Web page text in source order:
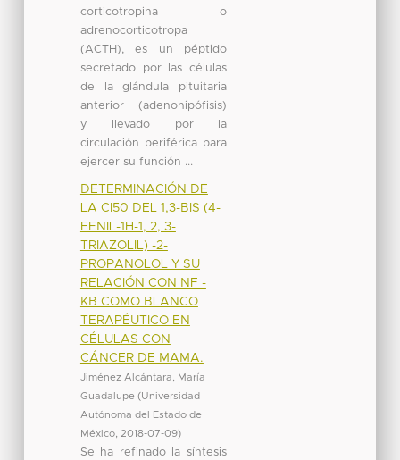
corticotropina o
adrenocorticotropa
(ACTH), es un péptido
secretado por las células
de la glándula pituitaria
anterior (adenohipófisis)
y llevado por la
circulación periférica para
ejercer su función ...
DETERMINACIÓN DE
LA CI50 DEL 1,3-BIS (4-
FENIL-1H-1, 2, 3-
TRIAZOLIL) -2-
PROPANOLOL Y SU
RELACIÓN CON NF -
KB COMO BLANCO
TERAPÉUTICO EN
CÉLULAS CON
CÁNCER DE MAMA.
Jiménez Alcántara, María
Guadalupe (Universidad
Autónoma del Estado de
México, 2018-07-09)
Se ha refinado la síntesis